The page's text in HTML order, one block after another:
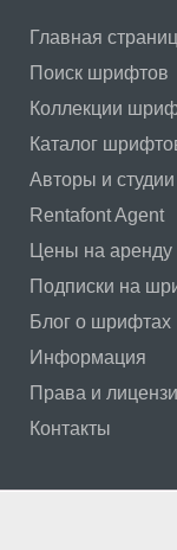
Главная
Поиск шрифтов
Коллекции
Каталог
Авторы и студии
Rentafont Agent
Цены на аренду
Подписки на
Блог о шрифтах
Информация
Права и
Контакты